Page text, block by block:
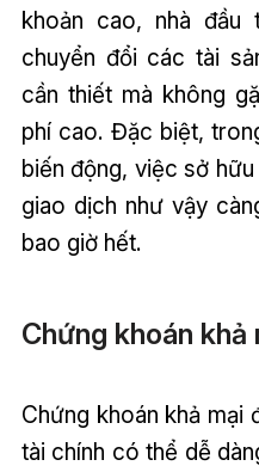
khoản cao, nhà
chuyển đổi các tài
cần thiết mà không
phí cao. Đặc biệt,
biến động, việc sở
giao dịch như vậy
bao giờ hết.
Chứng khoán khả
Chứng khoán khả
tài chính có thể dễ